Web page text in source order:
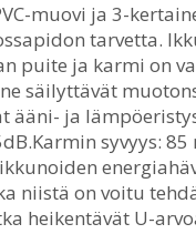
muovi ja 3-
tarvetta.
puite ja karmi on
säilyttävät
ääni- ja
syvyys:
niistä on voitu
heikentävät U-